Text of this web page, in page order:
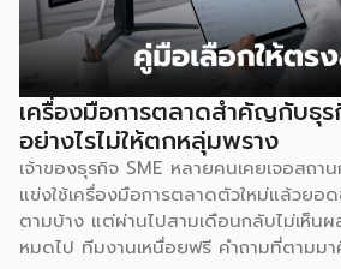
อีกทั้งยังมีทีมงานคอยช่วยสอนงานทั้งภ
เปิดร้านจริง ทำให้ผู้ซื้อแฟรนไชส์สามารถ
สินค้าและบริการให้เป็นไปตามมาตรฐาน
ประการต่อมาคือ แบรนด์มีชื่อเสียงและมี
แล้ว การซื้อแฟรนไชส์ทำให้ผู้ลงทุนได้คร
รู้จักในตลาด ส่งผลให้มีกลุ่มลูกค้าพร้อมอุ
เปิดทำการ นอกจากนี้ เจ้าของแบรนด์ยัง
ประชาสัมพันธ์ และสร้างการรับรู้แบรนด์อ
ผู้ลงทุนประหยัดงบประมาณด้านการตลาด
ให้กับผู้บริโภคได้อย่างรวดเร็ว ประการ
เครื่องมือการตลาดสำคัญกับธุร
อย่างไรไม่ให้ตกหลุ่มพราง
เจ้าของธุรกิจ SME หลายคนเคยเจอสถ
แข่งใช้เครื่องมือการตลาดตัวใหม่แล้วยอ
ตามบ้าง แต่ผ่านไปสามเดือนกลับไม่เห็น
หมดไป ทีมงานเหนื่อยฟรี คำถามที่ตามม